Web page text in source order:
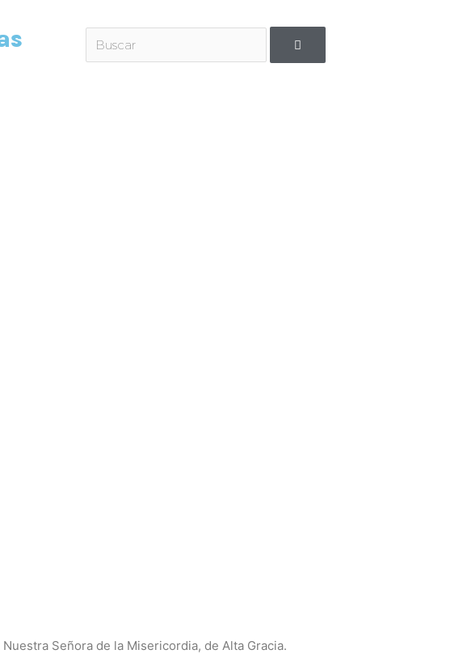
Señora de la Misericordia, de Alta Gracia.